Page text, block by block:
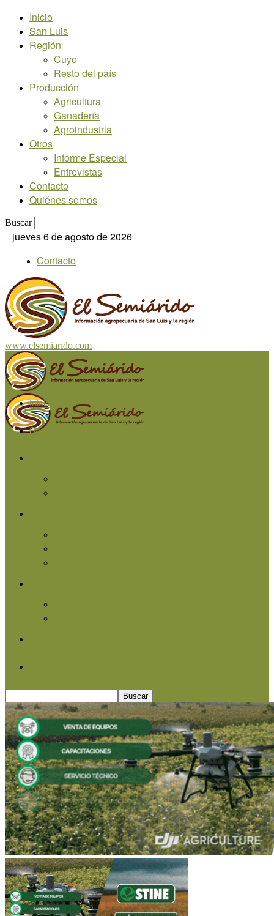
Inicio
San Luis
Región
Cuyo
Resto del país
Producción
Agricultura
Ganadería
Agroindustria
Otros
Informe Especial
Entrevistas
Contacto
Quiénes somos
Buscar
jueves 6 de agosto de 2026
Contacto
www.elsemiarido.com
Inicio
San Luis